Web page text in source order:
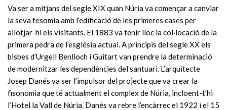
Va ser a mitjans del segle XIX quan Núria va començar a canviar
la seva fesomia amb l’edificació de les primeres cases per
allotjar-hi els visitants. El 1883 va tenir lloc la col·locació de la
primera pedra de l’església actual. A principis del segle XX els
bisbes d’Urgell Benlloch i Guitart van prendre la determinació
de modernitzar les dependències del santuari. L’arquitecte
Josep Danés va ser l’impulsor del projecte que va crear la
fisonomia que té actualment el complex de Núria, incloent-t’hi
l’Hotel la Vall de Núria. Danés va rebre l’encàrrec el 1922 i el 15